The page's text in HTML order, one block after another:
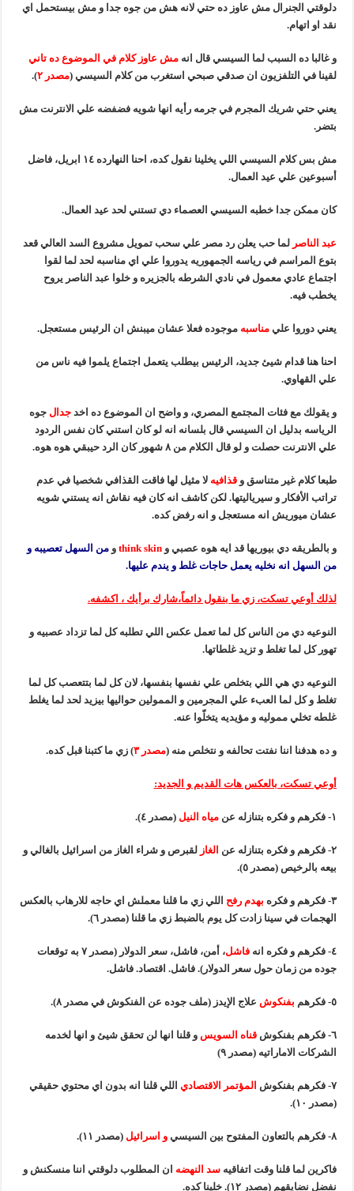
دلوقتي الجنرال مش عاوز ده حتي لانه هش من جوه جدا و مش بيستحمل اي
نقد او اتهام.
و غالبا ده السبب لما السيسي قال انه مش عاوز كلام في الموضوع ده تاني
لقينا في التلفزيون ان صدقي صبحي استغرب من كلام السيسي (مصدر ٢ ).
يعني حتي شريك المجرم في جرمه رأيه انها شويه فضفضه علي الانترنت مش
بتضر.
مش بس كلام السيسي اللي يخلينا نقول كده، احنا النهارده ١٤ ابريل، فاضل
أسبوعين علي عيد العمال.
كان ممكن جدا خطبه السيسي العصماء دي تستني لحد عيد العمال.
عبد الناصر لما حب يعلن رد مصر علي سحب تمويل مشروع السد العالي قعد
بتوع المراسم في رياسه الجمهوريه يدوروا علي اي مناسبه لحد لما لقوا
اجتماع عادي معمول في نادي الشرطه بالجزيره و خلوا عبد الناصر يروح
يخطب فيه.
يعني دوروا عليمناسبه موجوده فعلا عشان ميبنش ان الرئيس مستعجل.
احنا هنا قدام شيئ جديد، الرئيس بيطلب يتعمل اجتماع يلموا فيه ناس من
علي القهاوي.
و يقولك مع فئات المجتمع المصري، و واضح ان الموضوع ده اخدجدال جوه
الرياسه بدليل ان السيسي قال بلسانه انه لو كان استني كان نفس الردود
علي الانترنت حصلت و لو قال الكلام من ٨ شهور كان الرد حيبقي هوه هوه.
طبعا كلام غير متناسق وقذافيه لا مثيل لها فاقت القذافي شخصيا في عدم
تراتب الأفكار و سيرياليتها. لكن كاشف انه كان فيه نقاش انه يستني شويه
عشان ميوريش انه مستعجل و انه رفض كده.
و بالطريقه دي بيوريها قد ايه هوه عصبي وthink skin ومن السهل تعصيبه و
من السهل انه نخليه يعمل حاجات غلط و يندم عليها.
لذلك أوعي تسكت، زي ما بنقول دائماً،شارك برأيك ، اكشفه.
النوعيه دي من الناس كل لما تعمل عكس اللي تطلبه كل لما تزداد عصبيه و
تهور كل لما تغلط و تزيد غلطاتها.
النوعيه دي هي اللي بتخلص علي نفسها بنفسها، لان كل لما بتتعصب كل لما
تغلط و كل لما العبء علي المجرمين و الممولين حواليها بيزيد لحد لما يغلط
غلطه تخلي مموليه و مؤيديه يتخلّوا عنه.
و ده هدفنا اننا نفتت تحالفه و نتخلص منه (مصدر ٣ ) زي ما كتبنا قبل كده.
أوعي تسكت، بالعكس هات القديم و الجديد:
١- فكرهم و فكره بتنازله عن مياه النيل (مصدر ٤).
٢- فكرهم و فكره بتنازله عن الغاز لقبرص و شراء الغاز من اسرائيل بالغالي و
بيعه بالرخيص (مصدر ٥).
٣- فكرهم و فكره بهدم رفح اللي زي ما قلنا معملش اي حاجه للارهاب بالعكس
الهجمات في سينا زادت كل يوم بالضبط زي ما قلنا (مصدر ٦).
٤- فكرهم و فكره انه فاشل
، أمن، فاشل، سعر الدولار (مصدر ٧ به توقعات
جوده من زمان حول سعر الدولار). فاشل. اقتصاد. فاشل.
٥- فكرهم بفنكوش علاج الإيدز (ملف جوده عن الفنكوش في مصدر ٨).
٦- فكرهم بفنكوش قناه السويس و قلنا انها لن تحقق شيئ و انها لخدمه
الشركات الاماراتيه (مصدر ٩)
٧- فكرهم بفنكوش المؤتمر الاقتصادي اللي قلنا انه بدون اي محتوي حقيقي
(مصدر ١٠).
٨- فكرهم بالتعاون المفتوح بين السيسي و اسرائيل (مصدر ١١).
فاكرين لما قلنا وقت اتفاقيهسد النهضه ان المطلوب دلوقتي اننا منسكنش و
نفضل نضايقهم (مصدر ١٢). خلينا كده.